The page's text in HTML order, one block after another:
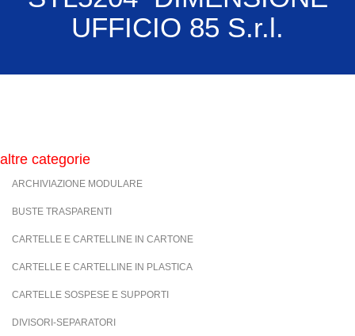
UFFICIO 85 S.r.l.
altre categorie
ARCHIVIAZIONE MODULARE
BUSTE TRASPARENTI
CARTELLE E CARTELLINE IN CARTONE
CARTELLE E CARTELLINE IN PLASTICA
CARTELLE SOSPESE E SUPPORTI
DIVISORI-SEPARATORI